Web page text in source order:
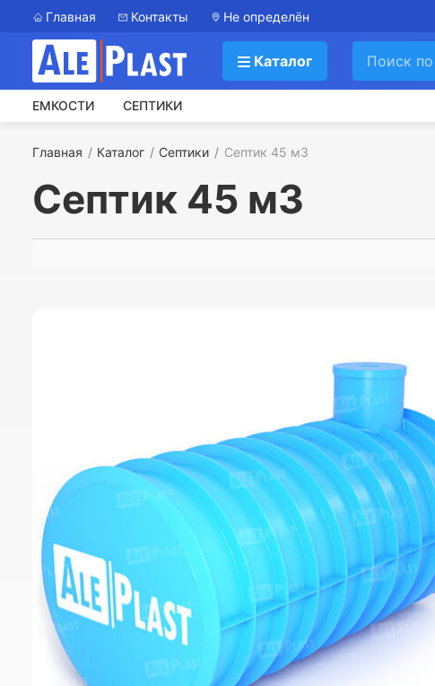
Главная Контакты Не определён
Каталог
ЕМКОСТИ СЕПТИКИ
Главная Каталог Септики Септик 45 м3
Септик 45 м3